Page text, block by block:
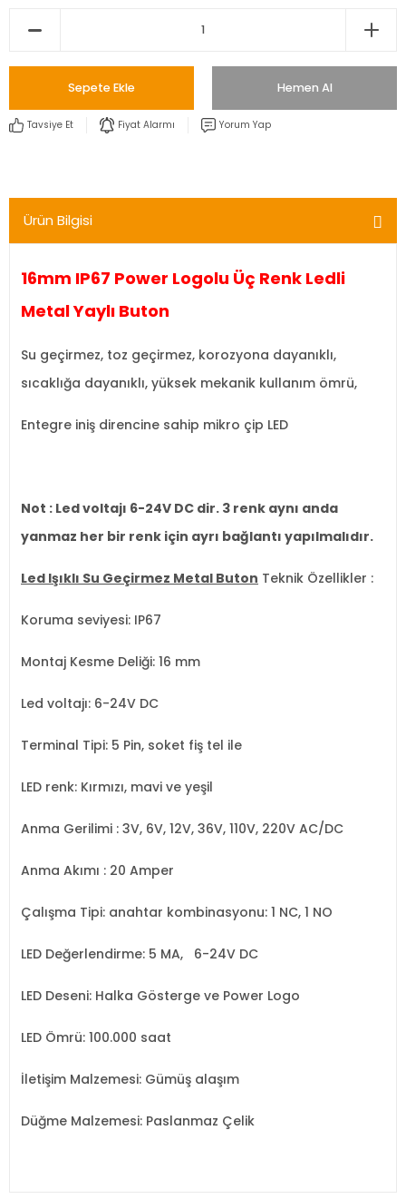
Sepete Ekle Hemen Al
Tavsiye Et Fiyat Alarmı Yorum Yap
Ürün Bilgisi
16mm IP67 Power Logolu Üç Renk Ledli
Metal Yaylı Buton
Su geçirmez, toz geçirmez, korozyona dayanıklı,
sıcaklığa dayanıklı, yüksek mekanik kullanım ömrü,
Entegre iniş direncine sahip mikro çip LED
Not : Led voltajı 6-24V DC dir. 3 renk aynı anda
yanmaz her bir renk için ayrı bağlantı yapılmalıdır.
Led Işıklı Su Geçirmez Metal Buton Teknik Özellikler :
Koruma seviyesi: IP67
Montaj Kesme Deliği: 16 mm
Led voltajı: 6-24V DC
Terminal Tipi: 5 Pin, soket fiş tel ile
LED renk: Kırmızı, mavi ve yeşil
Anma Gerilimi : 3V, 6V, 12V, 36V, 110V, 220V AC/DC
Anma Akımı : 20 Amper
Çalışma Tipi: anahtar kombinasyonu: 1 NC, 1 NO
LED Değerlendirme: 5 MA, 6-24V DC
LED Deseni: Halka Gösterge ve Power Logo
LED Ömrü: 100.000 saat
İletişim Malzemesi: Gümüş alaşım
Düğme Malzemesi: Paslanmaz Çelik